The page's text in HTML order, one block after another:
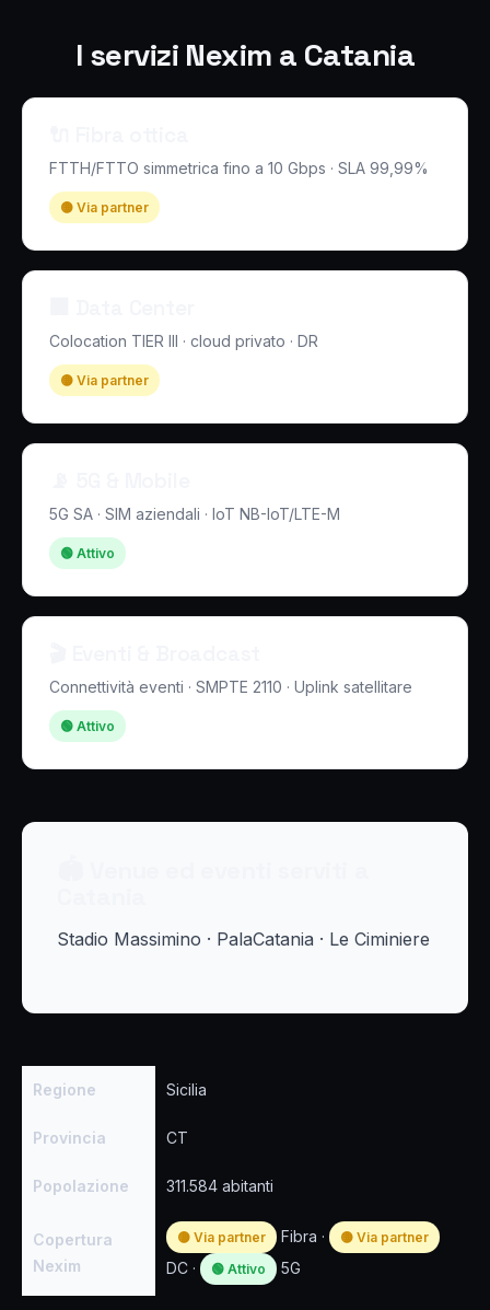
I servizi Nexim a Catania
FTTH/FTTO simmetrica fino a 10 Gbps · SLA 99,99%
🟡 Via partner
Colocation TIER III · cloud privato · DR
🟡 Via partner
5G SA · SIM aziendali · IoT NB-IoT/LTE-M
🟢 Attivo
Connettività eventi · SMPTE 2110 · Uplink satellitare
🟢 Attivo
Stadio Massimino · PalaCatania · Le Ciminiere
Regione Sicilia
Provincia CT
Popolazione 311.584 abitanti
Copertura
Nexim
🟡 Via partner Fibra · 🟡 Via partner
DC · 🟢 Attivo 5G